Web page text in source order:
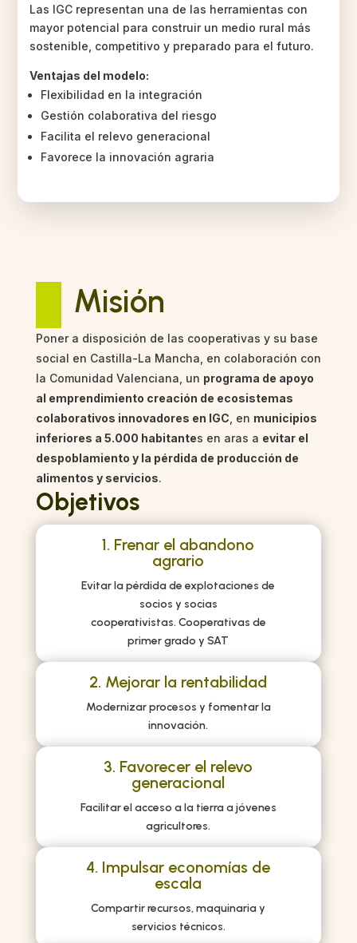
Las IGC representan una de las herramientas con
mayor potencial para construir un medio rural más
sostenible, competitivo y preparado para el futuro.
Ventajas del modelo:
Flexibilidad en la integración
Gestión colaborativa del riesgo
Facilita el relevo generacional
Favorece la innovación agraria
Misión
Poner a disposición de las cooperativas y su base
social en Castilla-La Mancha, en colaboración con
la Comunidad Valenciana, un programa de apoyo
al emprendimiento creación de ecosistemas
colaborativos innovadores en IGC , en municipios
inferiores a 5.000 habitantes en aras a evitar el
despoblamiento y la pérdida de producción de
alimentos y servicios.
Objetivos
1. Frenar el abandono
agrario
Evitar la pérdida de explotaciones de
socios y socias
cooperativistas. Cooperativas de
primer grado y SAT
2. Mejorar la rentabilidad
Modernizar procesos y fomentar la
innovación.
3. Favorecer el relevo
generacional
Facilitar el acceso a la tierra a jóvenes
agricultores.
4. Impulsar economías de
escala
Compartir recursos, maquinaria y
servicios técnicos.